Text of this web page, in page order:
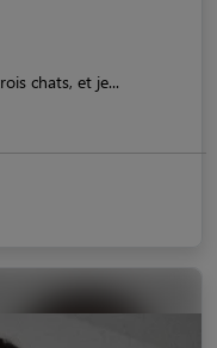
chats, et je...